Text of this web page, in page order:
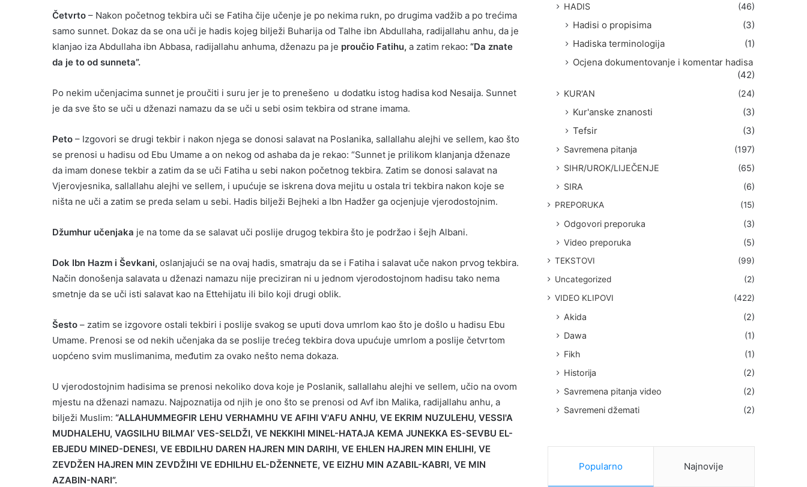
Četvrto – Nakon početnog tekbira uči se Fatiha čije učenje je po nekima rukn, po drugima vadžib a po trećima
samo sunnet. Dokaz da se ona uči je hadis kojeg bilježi Buharija od Talhe ibn Abdullaha, radijallahu anhu, da je
klanjao iza Abdullaha ibn Abbasa, radijallahu anhuma, dženazu pa je proučio Fatihu, a zatim rekao: “Da znate
da je to od sunneta”.
Po nekim učenjacima sunnet je proučiti i suru jer je to prenešeno u dodatku istog hadisa kod Nesaija. Sunnet
je da sve što se uči u dženazi namazu da se uči u sebi osim tekbira od strane imama.
Peto – Izgovori se drugi tekbir i nakon njega se donosi salavat na Poslanika, sallallahu alejhi ve sellem, kao što
se prenosi u hadisu od Ebu Umame a on nekog od ashaba da je rekao: “Sunnet je prilikom klanjanja dženaze
da imam donese tekbir a zatim da se uči Fatiha u sebi nakon početnog tekbira. Zatim se donosi salavat na
Vjerovjesnika, sallallahu alejhi ve sellem, i upućuje se iskrena dova mejitu u ostala tri tekbira nakon koje se
ništa ne uči a zatim se preda selam u sebi. Hadis bilježi Bejheki a Ibn Hadžer ga ocjenjuje vjerodostojnim.
Džumhur učenjaka je na tome da se salavat uči poslije drugog tekbira što je podržao i šejh Albani.
Dok Ibn Hazm i Ševkani, oslanjajući se na ovaj hadis, smatraju da se i Fatiha i salavat uče nakon prvog tekbira.
Način donošenja salavata u dženazi namazu nije preciziran ni u jednom vjerodostojnom hadisu tako nema
smetnje da se uči isti salavat kao na Ettehijatu ili bilo koji drugi oblik.
Šesto – zatim se izgovore ostali tekbiri i poslije svakog se uputi dova umrlom kao što je došlo u hadisu Ebu
Umame. Prenosi se od nekih učenjaka da se poslije trećeg tekbira dova upućuje umrlom a poslije četvrtom
uopćeno svim muslimanima, međutim za ovako nešto nema dokaza.
U vjerodostojnim hadisima se prenosi nekoliko dova koje je Poslanik, sallallahu alejhi ve sellem, učio na ovom
mjestu na dženazi namazu. Najpoznatija od njih je ono što se prenosi od Avf ibn Malika, radijallahu anhu, a
bilježi Muslim: “ALLAHUMMEGFIR LEHU VERHAMHU VE AFIHI V'AFU ANHU, VE EKRIM NUZULEHU, VESSI'A
MUDHALEHU, VAGSILHU BILMAI’ VES-SELDŽI, VE NEKKIHI MINEL-HATAJA KEMA JUNEKKA ES-SEVBU EL-
EBJEDU MINED-DENESI, VE EBDILHU DAREN HAJREN MIN DARIHI, VE EHLEN HAJREN MIN EHLIHI, VE
ZEVDŽEN HAJREN MIN ZEVDŽIHI VE EDHILHU EL-DŽENNETE, VE EIZHU MIN AZABIL-KABRI, VE MIN
AZABIN-NARI”.
HADIS (46)
Hadisi o propisima
(3)
Hadiska terminologija
(1)
Ocjena dokumentovanje i komentar hadisa
(42)
KUR'AN (24)
Kur'anske znanosti
(3)
Tefsir
(3)
Savremena pitanja
(197)
SIHR/UROK/LIJEČENJE
(65)
SIRA
(6)
PREPORUKA (15)
Odgovori preporuka
(3)
Video preporuka
(5)
TEKSTOVI
(99)
Uncategorized
(2)
VIDEO KLIPOVI
(422)
Akida
(2)
Dawa
(1)
Fikh
(1)
Historija
(2)
Savremena pitanja video
(2)
Savremeni džemati
(2)
Popularno Najnovije